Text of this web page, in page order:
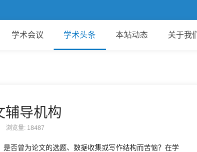
学术会议 学术头条 本站动态 关于我们
辅导机构
浏览量: 18487
否曾为论文的选题、数据收集或写作结构而苦恼？在学